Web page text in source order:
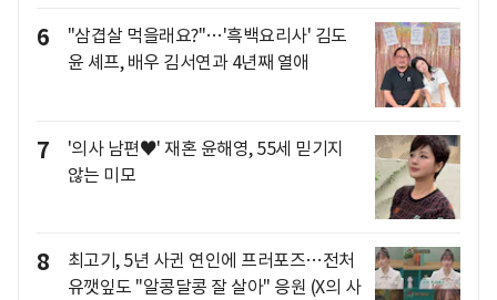
6
"삼겹살 먹을래요?"…'흑백요리사' 김도
윤 셰프, 배우 김서연과 4년째 열애
7
'의사 남편♥' 재혼 윤해영, 55세 믿기지
않는 미모
8
최고기, 5년 사귄 연인에 프러포즈…전처
유깻잎도 "알콩달콩 잘 살아" 응원 (X의 사